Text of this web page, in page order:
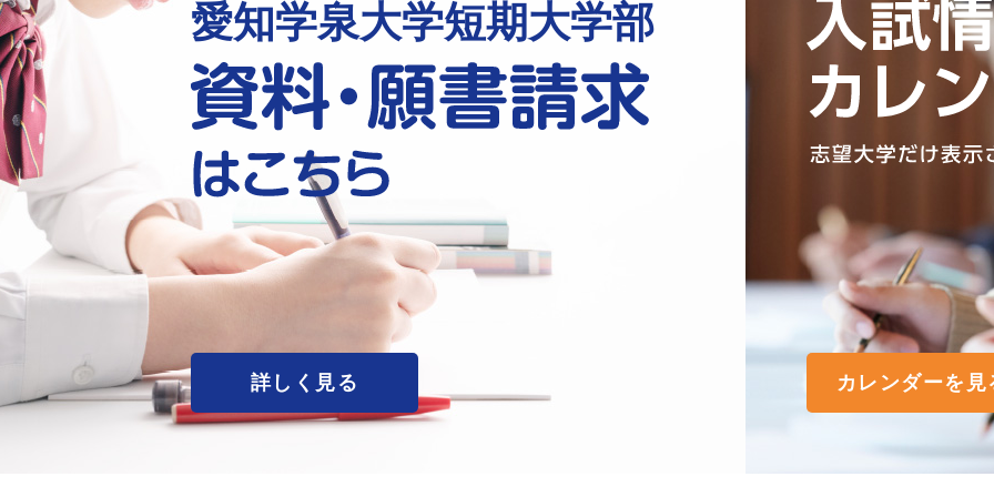
愛知学泉大学短期大学部
詳しく見る カレンダーを見